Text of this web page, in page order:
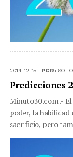
2014-12-15 | POR:
Predicciones
Minuto30.com .- El
poder, la habilidad
sacrificio, pero